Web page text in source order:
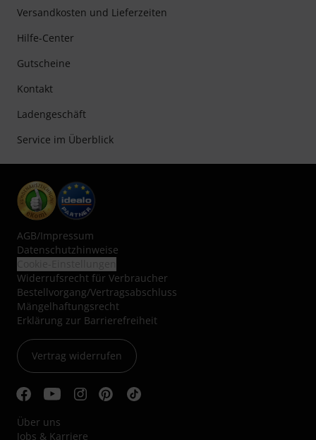
Versandkosten und Lieferzeiten
Hilfe-Center
Gutscheine
Kontakt
Ladengeschäft
Service im Überblick
AGB/Impressum
Datenschutzhinweise
Widerrufsrecht für Verbraucher
Bestellvorgang/Vertragsabschluss
Mängelhaftungsrecht
Erklärung zur Barrierefreiheit
Vertrag widerrufen
Über uns
Jobs & Karriere